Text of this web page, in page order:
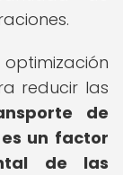
reducir las
de
un factor
de las